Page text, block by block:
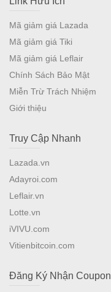
Mã giảm giá Lazada
Mã giảm giá Tiki
Mã giảm giá Leflair
Chính Sách Bảo Mật
Miễn Trừ Trách Nhiệm
Giới thiệu
Truy Cập Nhanh
Lazada.vn
Adayroi.com
Leflair.vn
Lotte.vn
iVIVU.com
Vitienbitcoin.com
Đăng Ký Nhận Coupon